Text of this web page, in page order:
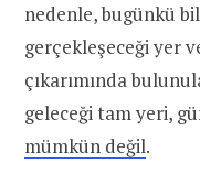
nedenle, bugünkü
gerçekleşeceği yer
çıkarımında
geleceği tam yeri,
mümkün değil.